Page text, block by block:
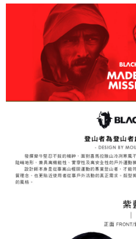
帳／街口支付／iPASS MONEY」等通
【注意事項】
1.本服務係由「台灣大哥大股份有限
用戶於交易時，得透過本服務購買商
買賣價金債權讓與本公司後，依約使
2.基於同意付款使用「大哥付你分期
資料（包含姓名、電話或地址）提供
由本公司與您本人進行分期帳單所需資
3.完整用戶服務條款，請詳閱以下連結
結帳頁面，進行簡訊認證並確認金額
２．訂單成立數日內，您將收到繳費通
３．收到繳費通知簡訊後14天內，點
ATM／網路銀行／等多元方式進行付款
※ 請注意：結帳手續完成當下不需立
購買商品的店家。未經商家同意取消
後付繳納相關費用。
※ 交易是否成功請以「AFTEE先享後
是否繳費成功／繳費後需取消欲退款
客戶支援中心」https://
１．透過由恩沛科技股份有限公司提
易，需依本服務之必要範圍內提供個
權轉讓予恩沛科技股份有限公司。
２．關於個人資料處理事宜，請瀏覽以
https://aftee.tw/terms/#terms3
３．未成年的使用者請事先徵得法定代
４．使用「AFTEE先享後付」時，將
時審查核予不同之上限額度；若仍有
請求用戶進行身份認證。
每筆NT$60，滿NT$599(含以上)
萊爾富取貨付款
每筆NT$60，滿NT$799(含以上)
付款後萊爾富取貨
每筆NT$60，滿NT$799(含以上)免
每筆NT$60，滿NT$799(含以上)免
每筆NT$60，滿NT$799(含以上)
每筆NT$70，滿NT$799(含以上)免